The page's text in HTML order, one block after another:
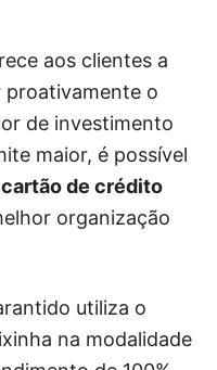
aos clientes a
proativamente o
de investimento
maior, é possível
cartão de crédito
organização
utiliza o
na modalidade